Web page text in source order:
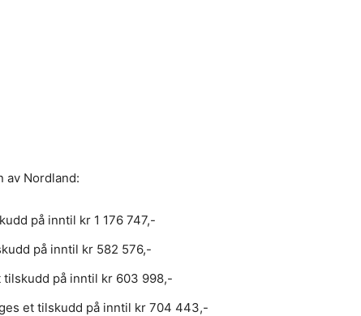
av Nordland:
på inntil kr 1 176 747,-
på inntil kr 582 576,-
på inntil kr 603 998,-
et tilskudd på inntil kr 704 443,-